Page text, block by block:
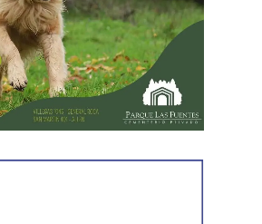
entendió que esos argumentos no
la sentencia. Señaló que la
en los procedimientos
no logró rebatir los fundamentos
primera instancia.
el STJ advirtió que el